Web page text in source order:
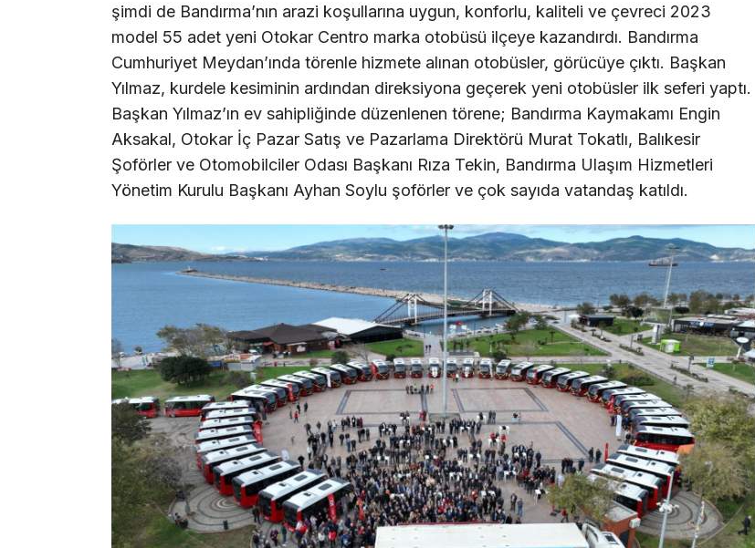
şimdi de Bandırma’nın arazi koşullarına uygun, konforlu, kaliteli ve çevreci 2023
model 55 adet yeni Otokar Centro marka otobüsü ilçeye kazandırdı. Bandırma
Cumhuriyet Meydan’ında törenle hizmete alınan otobüsler, görücüye çıktı. Başkan
Yılmaz, kurdele kesiminin ardından direksiyona geçerek yeni otobüsler ilk seferi yaptı.
Başkan Yılmaz’ın ev sahipliğinde düzenlenen törene; Bandırma Kaymakamı Engin
Aksakal, Otokar İç Pazar Satış ve Pazarlama Direktörü Murat Tokatlı, Balıkesir
Şoförler ve Otomobilciler Odası Başkanı Rıza Tekin, Bandırma Ulaşım Hizmetleri
Yönetim Kurulu Başkanı Ayhan Soylu şoförler ve çok sayıda vatandaş katıldı.